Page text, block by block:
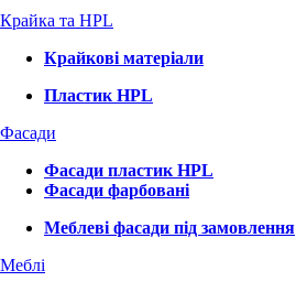
Крайка та HPL
Крайкові матеріали
Пластик HPL
Фасади
Фасади пластик HPL
Фасади фарбовані
Меблеві фасади під замовлення
Меблі